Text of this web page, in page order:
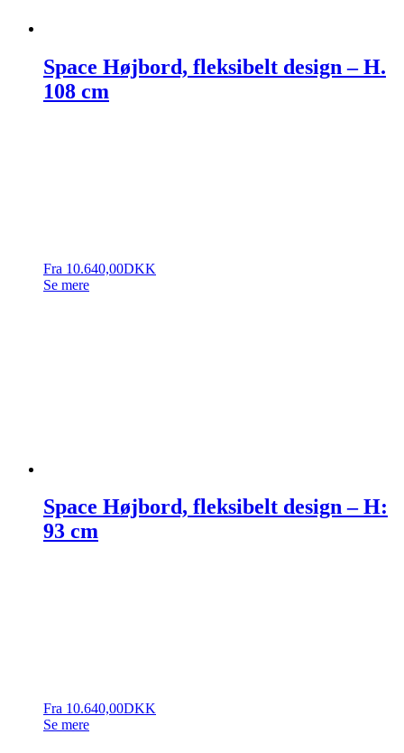
Space Højbord, fleksibelt design – H.
108 cm
Fra 10.640,00DKK
Se mere
Space Højbord, fleksibelt design – H:
93 cm
Fra 10.640,00DKK
Se mere